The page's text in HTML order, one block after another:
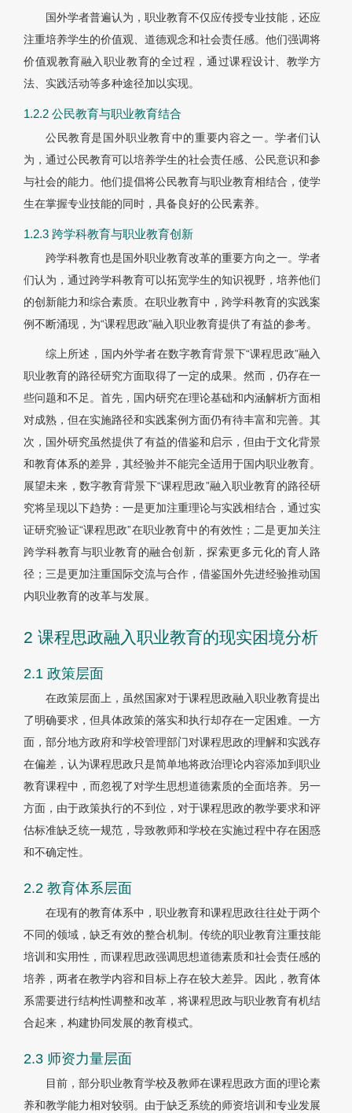
国外学者普遍认为，职业教育不仅应传授专业技能，还应
注重培养学生的价值观、道德观念和社会责任感。他们强调将
价值观教育融入职业教育的全过程，通过课程设计、教学方
法、实践活动等多种途径加以实现。
1.2.2 公民教育与职业教育结合
公民教育是国外职业教育中的重要内容之一。学者们认
为，通过公民教育可以培养学生的社会责任感、公民意识和参
与社会的能力。他们提倡将公民教育与职业教育相结合，使学
生在掌握专业技能的同时，具备良好的公民素养。
1.2.3 跨学科教育与职业教育创新
跨学科教育也是国外职业教育改革的重要方向之一。学者
们认为，通过跨学科教育可以拓宽学生的知识视野，培养他们
的创新能力和综合素质。在职业教育中，跨学科教育的实践案
例不断涌现，为“课程思政”融入职业教育提供了有益的参考。
综上所述，国内外学者在数字教育背景下“课程思政”融入
职业教育的路径研究方面取得了一定的成果。然而，仍存在一
些问题和不足。首先，国内研究在理论基础和内涵解析方面相
对成熟，但在实施路径和实践案例方面仍有待丰富和完善。其
次，国外研究虽然提供了有益的借鉴和启示，但由于文化背景
和教育体系的差异，其经验并不能完全适用于国内职业教育。
展望未来，数字教育背景下“课程思政”融入职业教育的路径研
究将呈现以下趋势：一是更加注重理论与实践相结合，通过实
证研究验证“课程思政”在职业教育中的有效性；二是更加关注
跨学科教育与职业教育的融合创新，探索更多元化的育人路
径；三是更加注重国际交流与合作，借鉴国外先进经验推动国
内职业教育的改革与发展。
2 课程思政融入职业教育的现实困境分析
2.1 政策层面
在政策层面上，虽然国家对于课程思政融入职业教育提出
了明确要求，但具体政策的落实和执行却存在一定困难。一方
面，部分地方政府和学校管理部门对课程思政的理解和实践存
在偏差，认为课程思政只是简单地将政治理论内容添加到职业
教育课程中，而忽视了对学生思想道德素质的全面培养。另一
方面，由于政策执行的不到位，对于课程思政的教学要求和评
估标准缺乏统一规范，导致教师和学校在实施过程中存在困惑
和不确定性。
2.2 教育体系层面
在现有的教育体系中，职业教育和课程思政往往处于两个
不同的领域，缺乏有效的整合机制。传统的职业教育注重技能
培训和实用性，而课程思政强调思想道德素质和社会责任感的
培养，两者在教学内容和目标上存在较大差异。因此，教育体
系需要进行结构性调整和改革，将课程思政与职业教育有机结
合起来，构建协同发展的教育模式。
2.3 师资力量层面
目前，部分职业教育学校及教师在课程思政方面的理论素
养和教学能力相对较弱。由于缺乏系统的师资培训和专业发展